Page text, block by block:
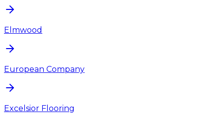
Elmwood
European Company
Excelsior Flooring